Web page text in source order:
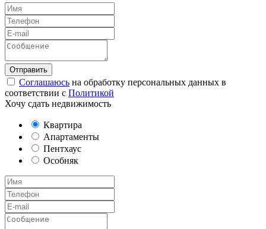
Соглашаюсь на обработку персональных данных в
соответствии с Политикой
Хочу сдать недвижимость
Квартира
Апартаменты
Пентхаус
Особняк